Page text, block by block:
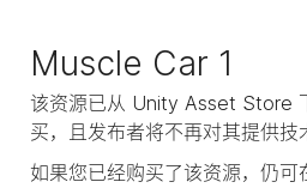
Muscle Car 1
该资源已从 Unity Asset Store
买，且发布者将不再对其提供技
如果您已经购买了该资源，仍可